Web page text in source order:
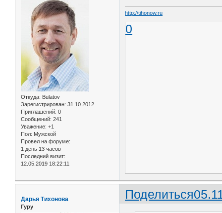
Откуда: Bulatov
Зарегистрирован: 31.10.2012
Приглашений: 0
Сообщений: 241
Уважение: +1
Пол: Мужской
Провел на форуме:
1 день 13 часов
Последний визит:
12.05.2019 18:22:11
http://tihonow.ru
0
Поделиться
Дарья Тихонова
Гуру